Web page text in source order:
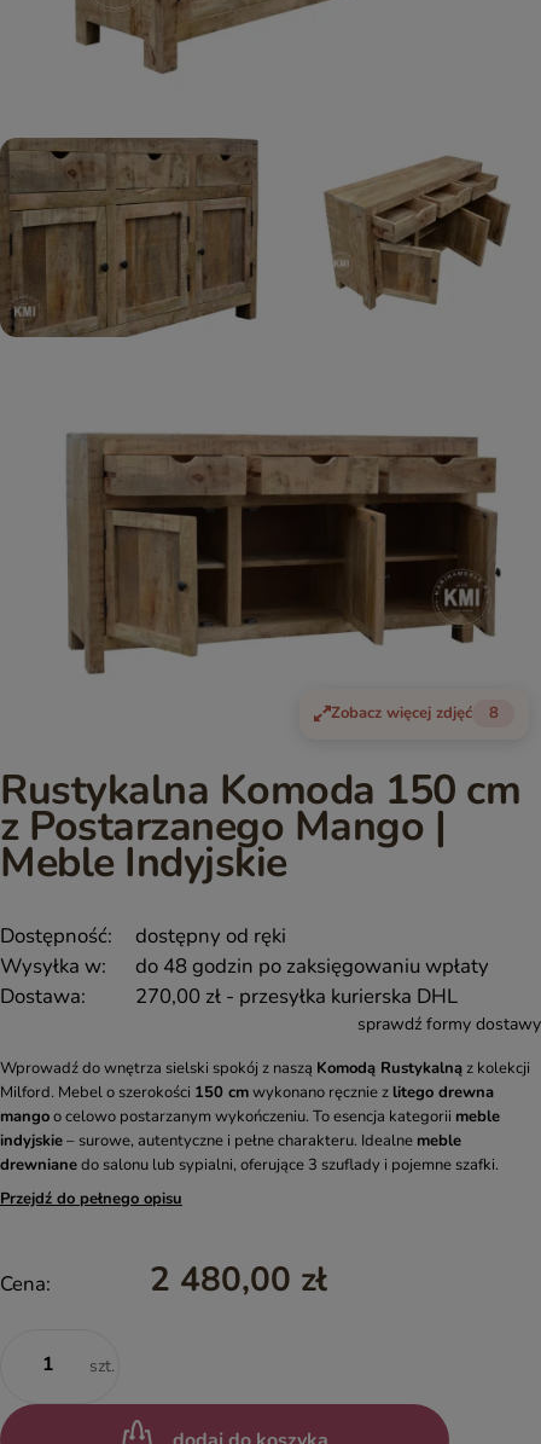
Zobacz więcej zdjęć 8
Rustykalna Komoda 150 cm
z Postarzanego Mango |
Meble Indyjskie
Dostępność:
dostępny od ręki
Wysyłka w:
do 48 godzin po zaksięgowaniu wpłaty
Dostawa:
270,00 zł - przesyłka kurierska DHL
sprawdź formy dostawy
Wprowadź do wnętrza sielski spokój z naszą Komodą Rustykalnąz kolekcji
Milford. Mebel o szerokości 150 cmwykonano ręcznie z litego drewna
mangoo celowo postarzanym wykończeniu. To esencja kategorii meble
indyjskie– surowe, autentyczne i pełne charakteru. Idealne meble
drewnianedo salonu lub sypialni, oferujące 3 szuflady i pojemne szafki.
Przejdź do pełnego opisu
Cena: 2 480,00 zł
szt.